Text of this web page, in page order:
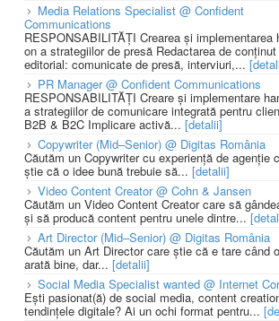
Media Relations Specialist @ Confident
Communications
RESPONSABILITĂȚI Crearea și implementarea
on a strategiilor de presă Redactarea de conținut
editorial: comunicate de presă, interviuri,...
PR Manager @ Confident Communications
RESPONSABILITĂȚI Creare și implementare
a strategiilor de comunicare integrată pentru
B2B & B2C Implicare activă... [detalii]
Copywriter (Mid–Senior) @ Digitas România
Căutăm un Copywriter cu experiență de agenție
știe că o idee bună trebuie să... [detalii]
Video Content Creator @ Cohn & Jansen
Căutăm un Video Content Creator care să
și să producă content pentru unele dintre...
Art Director (Mid–Senior) @ Digitas România
Căutăm un Art Director care știe că e tare când
arată bine, dar... [detalii]
Social Media Specialist wanted @ Internet
Ești pasionat(ă) de social media, content
tendințele digitale? Ai un ochi format pentru...